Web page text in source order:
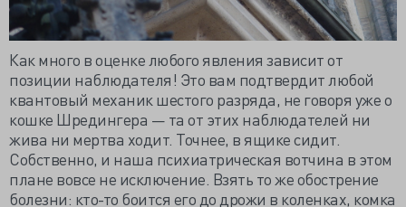
Как много в оценке любого явления зависит от
позиции наблюдателя! Это вам подтвердит любой
квантовый механик шестого разряда, не говоря уже о
кошке Шредингера — та от этих наблюдателей ни
жива ни мертва ходит. Точнее, в ящике сидит.
Собственно, и наша психиатрическая вотчина в этом
плане вовсе не исключение. Взять то же обострение
болезни: кто-то боится его до дрожи в коленках, комка